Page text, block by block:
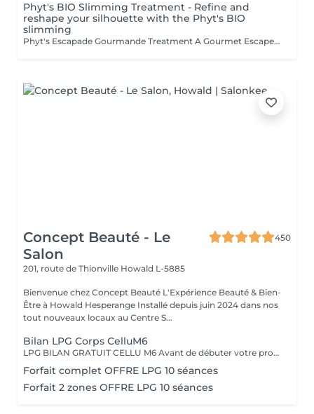
Phyt's BIO Slimming Treatment - Refine and
reshape your silhouette with the Phyt's BIO
slimming
Phyt's Escapade Gourmande Treatment A Gourmet Escape Certified Organic Indulge in our Escapade Gourmande treatment, a truly sensory escape certified organic, combining softness and pleasure for an ultimate relaxation experience. Coconut Scrub: Gentle Exfoliation: Coconut pulp gently removes dead skin cells, revealing smooth and refined skin. Skin Enhancement: This scrub reveals a naturally radiant and refreshed complexion. Shea Butter Wrap: Intense Hydration: Shea butter melts onto your body, providing deep nourishment and hydration. Deep Relaxation: This well-being massage offers profound relaxation and unparalleled comfort. Cocoa Wrap: Sensory Awakening: Cocoa envelops your skin in a fragrant, warming embrace, awakening your senses and extending the feeling of well-being. Gourmet Delight: The enchanting cocoa aroma adds a touch of indulgence to your experience. Why Choose This Treatment? A Unique Sensory Escape: This treatment is a complete sensory adventure, offering both well-being and pleasure at every step. Organic Ingredients: Enjoy the best of nature with certified organic ingredients while respecting the environment. A Moment of Pure Indulgence: Treat yourself to a luxurious pause where stress and tension melt away. You deserve this moment of luxury and well-being. We look forward to providing you with an unforgettable gourmet escape.Esthéticiennes Fatima Lisette Carla Marie Francesca Mirza
Concept Beauté - Le
Salon
450
201, route de Thionville Howald L-5885
Bienvenue chez Concept Beauté L'Expérience Beauté & Bien-
Être à Howald Hesperange Installé depuis juin 2024 dans nos
tout nouveaux locaux au Centre S...
Bilan LPG Corps CelluM6
LPG BILAN GRATUIT CELLU M6 Avant de débuter votre programme LPG, nous vous offrons un bilan personnalisé. Cette séance permet d'analyser votre peau, d'évaluer vos besoins et de définir ensemble le protocole le plus adapté à vos objectifs (fermeté, cellulite, drainage, remodelage). Grâce à la technologie brevetée LPG Endermologie, nous vous conseillons un programme sur-mesure pour optimiser vos résultats dès la première séance. Un accompagnement exclusif : En plus de votre programme LPG, bénéficiez des conseils d'une professionnelle, coach en nutrition et bien-être, pour des résultats optimisés et durables. Un suivi global pour retrouver une silhouette harmonieuse et une meilleure vitalité ! Le Lipomassage est une technique issu de l'endermologie ,c'est la solution aux problèmes de cellulite, de graisses localisées et de relachement cutané. Cellu M6 combine trois efets majeurs: - Le destockage : il active la lipolyse et stimule les adipocytes déclenchant la libération des graisses - Le raffermissement : il stimule les fibroblastes pour générer collagène et élastine - Le rescultage : il décloisonne les amas graisseux et agit sur les septas ( aspect capitons )
Forfait complet OFFRE LPG 10 séances
Forfait 2 zones OFFRE LPG 10 séances